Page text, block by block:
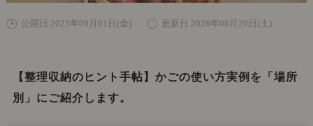
公開日 2023年09月01日(金) 更新日 2026年06月20日(土)
【整理収納のヒント手帖】かごの使い方実例を「場所
別」にご紹介します。